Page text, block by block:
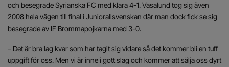
och besegrade Syrianska FC med klara 4-1. Vasalund tog sig även
2008 hela vägen till final i Juniorallsvenskan där man dock fick se sig
besegrade av IF Brommapojkarna med 3-0.
– Det är bra lag kvar som har tagit sig vidare så det kommer bli en tuff
uppgift för oss. Men vi är inne i gott slag och kommer att sälja oss dyrt